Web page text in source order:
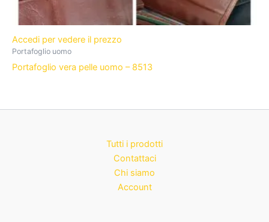
Accedi per vedere il prezzo
Portafoglio uomo
Portafoglio vera pelle uomo – 8513
Tutti i prodotti
Contattaci
Chi siamo
Account